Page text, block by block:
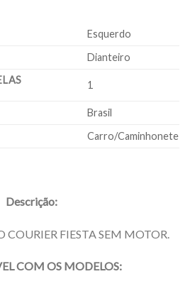
Esquerdo
Dianteiro
1
Brasil
Carro/Caminhonete
Descrição:
FIESTA SEM MOTOR.
COM OS MODELOS: